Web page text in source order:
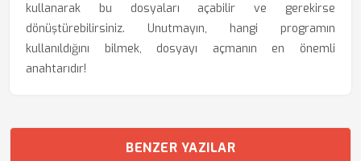
kullanarak bu dosyaları açabilir ve gerekirse
dönüştürebilirsiniz. Unutmayın, hangi programın
kullanıldığını bilmek, dosyayı açmanın en önemli
anahtarıdır!
BENZER YAZILAR